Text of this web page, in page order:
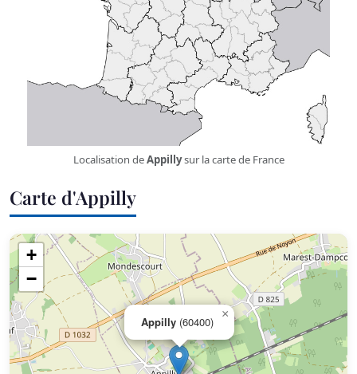
Localisation deAppillysur la carte de France
Carte d'Appilly
Appilly (60400)
×
+
−